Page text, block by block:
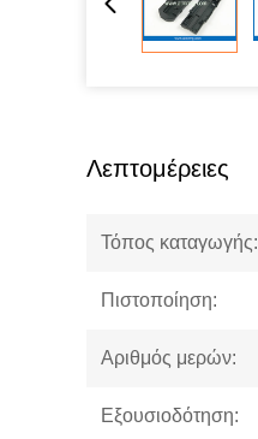
Λεπτομέρειες
Τόπος καταγωγής:
Πιστοποίηση:
Αριθμός μερών:
Εξουσιοδότηση: